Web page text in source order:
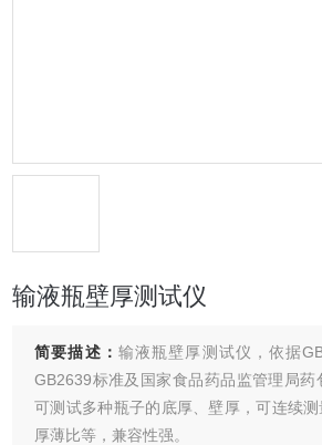
输液瓶壁厚测试仪
简要描述： 输液瓶壁厚测试仪，依据
GB2639标准及国家食品药品监管理局药
可测试多种瓶子的底厚、壁厚，可连续测
厚薄比等，兼容性强。